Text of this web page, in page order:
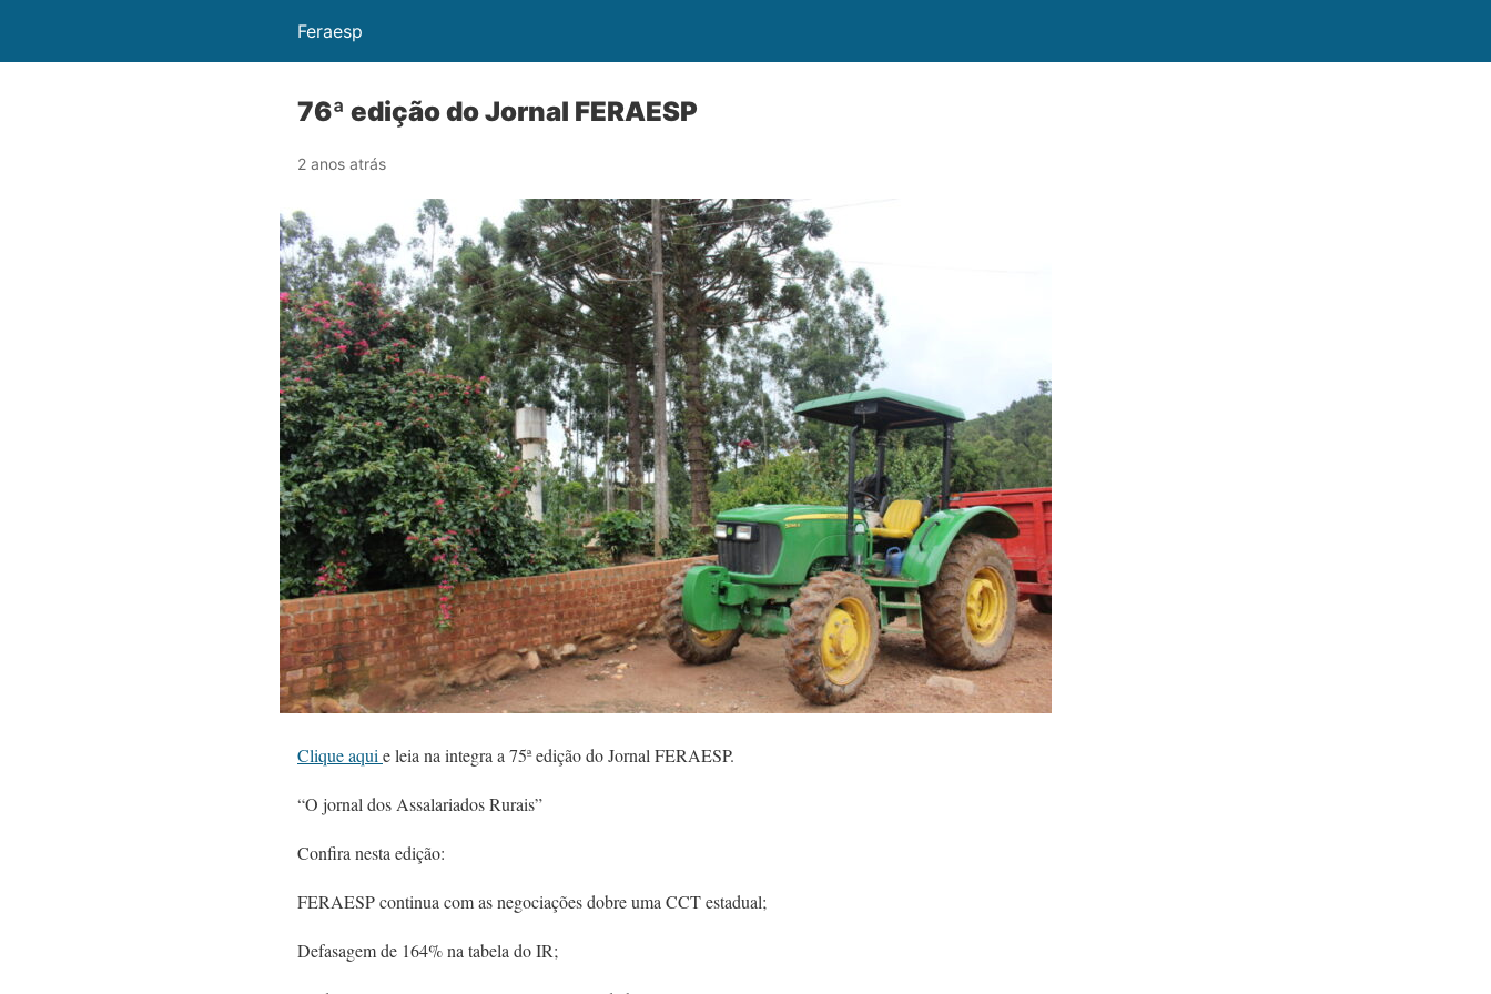
Feraesp
76ª edição do Jornal FERAESP
2 anos atrás
Clique aqui e leia na integra a 75ª edição do Jornal FERAESP.
“O jornal dos Assalariados Rurais”
Confira nesta edição:
FERAESP continua com as negociações dobre uma CCT estadual;
Defasagem de 164% na tabela do IR;